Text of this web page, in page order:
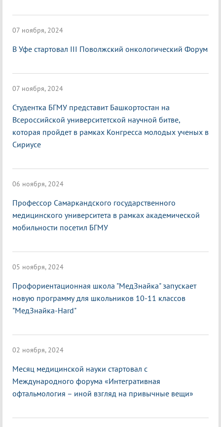
07 ноября, 2024
В Уфе стартовал III Поволжский онкологический Форум
07 ноября, 2024
Студентка БГМУ представит Башкортостан на
Всероссийской университетской научной битве,
которая пройдет в рамках Конгресса молодых ученых в
Сириусе
06 ноября, 2024
Профессор Самаркандского государственного
медицинского университета в рамках академической
мобильности посетил БГМУ
05 ноября, 2024
Профориентационная школа "МедЗнайка" запускает
новую программу для школьников 10-11 классов
"МедЗнайка-Hard"
02 ноября, 2024
Месяц медицинской науки стартовал с
Международного форума «Интегративная
офтальмология – иной взгляд на привычные вещи»